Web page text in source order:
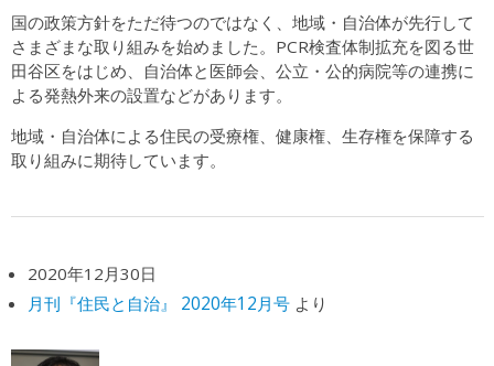
国の政策方針をただ待つのではなく、地域・自治体が先行して
さまざまな取り組みを始めました。PCR検査体制拡充を図る世
田谷区をはじめ、自治体と医師会、公立・公的病院等の連携に
よる発熱外来の設置などがあります。
地域・自治体による住民の受療権、健康権、生存権を保障する
取り組みに期待しています。
2020年12月30日
月刊『住民と自治』 2020年12月号より